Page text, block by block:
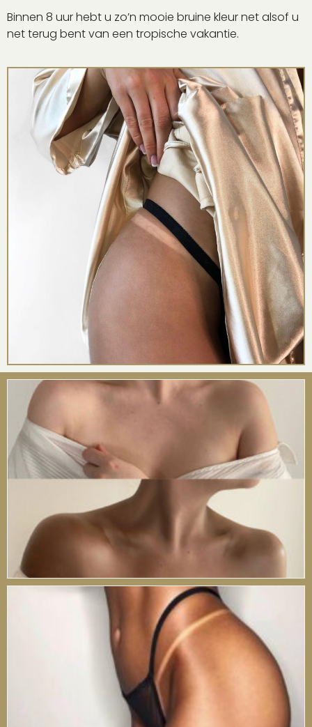
Binnen 8 uur hebt u zo’n mooie bruine kleur net alsof u
net terug bent van een tropische vakantie.